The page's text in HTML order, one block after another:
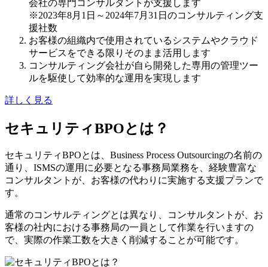
会社の専門コンサルタントが支援します
※2023年8月1日～2024年7月31日のコンサルティング支
援社数
お客様の組織内で使用されている システムやクラウド
サービス をできる限りそのまま活用します
コンサルティング会社が自ら開発した専用の管理ツー
ルを駆使して効率的な運用を実現します
詳しく見る
セキュリティBPOとは？
セキュリティBPOとは、Business Process Outsourcingの名前の
通り、ISMSの運用に必要となる事務局業務を、経験豊富な
コンサルタントが、お客様の代わりに実施する支援プランで
す。
通常のコンサルティングとは異なり、コンサルタントが、お
客様の社内における事務局の一員として作業を行いますの
で、実際の作業工数を大きく削減することが可能です。